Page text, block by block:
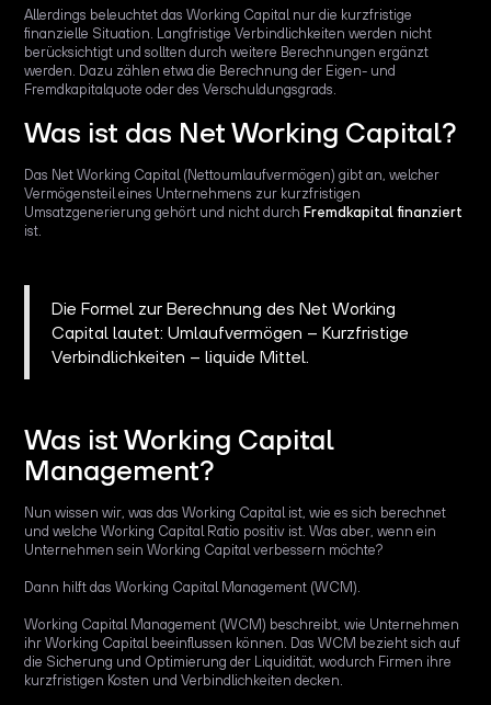
Allerdings beleuchtet das Working Capital nur die kurzfristige
finanzielle Situation. Langfristige Verbindlichkeiten werden nicht
berücksichtigt und sollten durch weitere Berechnungen ergänzt
werden. Dazu zählen etwa die Berechnung der Eigen- und
Fremdkapitalquote oder des Verschuldungsgrads.
Was ist das Net Working Capital?
Das Net Working Capital (Nettoumlaufvermögen) gibt an, welcher
Vermögensteil eines Unternehmens zur kurzfristigen
Umsatzgenerierung gehört und nicht durchFremdkapital finanziert
ist.
Die Formel zur Berechnung des Net Working
Capital lautet: Umlaufvermögen – Kurzfristige
Verbindlichkeiten – liquide Mittel.
Was ist Working Capital
Management?
Nun wissen wir, was das Working Capital ist, wie es sich berechnet
und welche Working Capital Ratio positiv ist. Was aber, wenn ein
Unternehmen sein Working Capital verbessern möchte?
Dann hilft das Working Capital Management (WCM).
Working Capital Management (WCM) beschreibt, wie Unternehmen
ihr Working Capital beeinflussen können. Das WCM bezieht sich auf
die Sicherung und Optimierung der Liquidität, wodurch Firmen ihre
kurzfristigen Kosten und Verbindlichkeiten decken.